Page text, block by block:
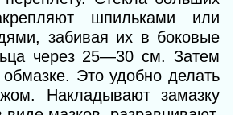
шпильками или
забивая их в боковые
через 25—30 см. Затем
обмазке. Это удобно делать
Накладывают замазку